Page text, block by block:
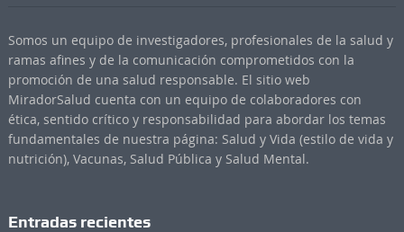
Somos un equipo de investigadores, profesionales de la salud y
ramas afines y de la comunicación comprometidos con la
promoción de una salud responsable. El sitio web
MiradorSalud cuenta con un equipo de colaboradores con
ética, sentido crítico y responsabilidad para abordar los temas
fundamentales de nuestra página: Salud y Vida (estilo de vida y
nutrición), Vacunas, Salud Pública y Salud Mental.
Entradas recientes